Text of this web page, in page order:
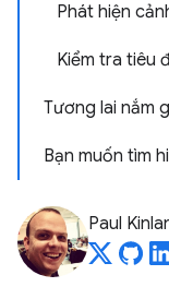
Phát hiện
Kiểm tra tiêu
Tương lai nắm
Bạn muốn tìm
Paul